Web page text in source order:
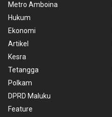
Metro Amboina
Hukum
Ekonomi
Artikel
Kesra
Tetangga
Polkam
DPRD Maluku
Feature